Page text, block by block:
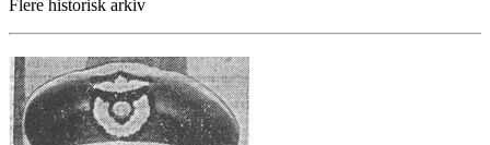
Flere historisk arkiv